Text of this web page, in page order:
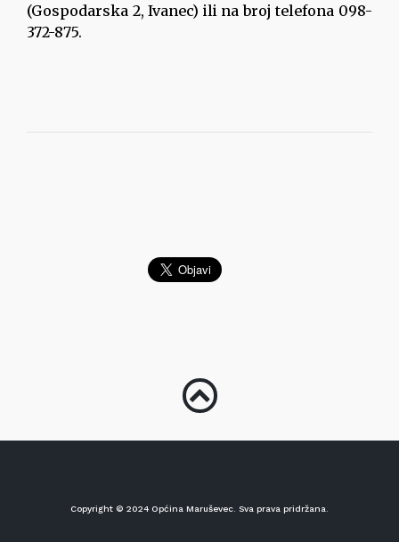
(Gospodarska 2, Ivanec) ili na broj telefona 098-
372-875.
Copyright © 2024 Općina Maruševec. Sva prava pridržana.